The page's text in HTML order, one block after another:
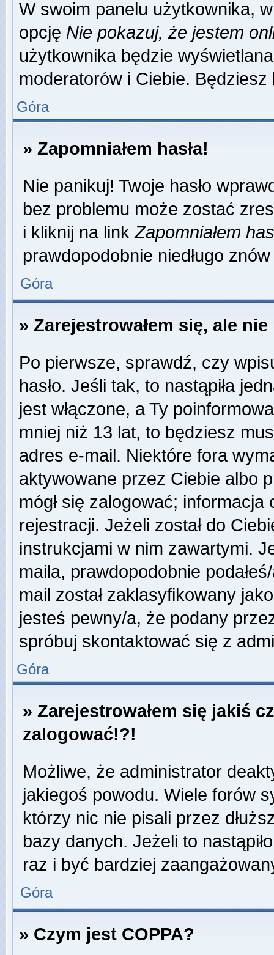
W swoim panelu użytkownika,
opcję Nie pokazuj, że jestem
użytkownika będzie
moderatorów i Ciebie.
Góra
» Zapomniałem hasła!
Nie panikuj! Twoje hasło
bez problemu może zostać
i kliknij na linkZapomniałem
prawdopodobnie niedługo
Góra
» Zarejestrowałem się, ale
Po pierwsze, sprawdź, czy
hasło. Jeśli tak, to nastąpiła
jest włączone, a Ty
mniej niż 13 lat, to będziesz
adres e-mail. Niektóre fora
aktywowane przez Ciebie albo
mógł się zalogować;
rejestracji. Jeżeli został do
instrukcjami w nim zawartymi.
maila, prawdopodobnie
mail został zaklasyfikowany
jesteś pewny/a, że podany
spróbuj skontaktować się z
Góra
» Zarejestrowałem się jakiś
zalogować!?!
Możliwe, że administrator
jakiegoś powodu. Wiele forów
którzy nic nie pisali przez
bazy danych. Jeżeli to
raz i być bardziej
Góra
» Czym jest COPPA?